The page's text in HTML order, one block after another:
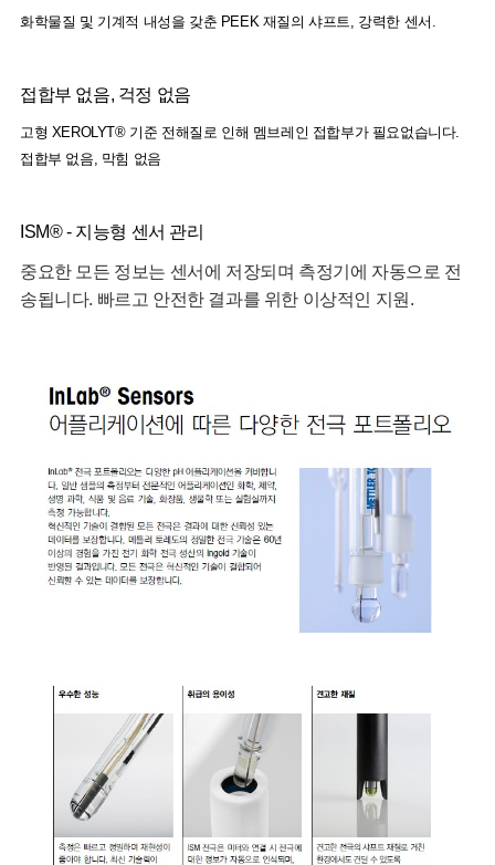
화학물질 및 기계적 내성을 갖춘 PEEK 재질의 샤프트, 강력한 센서.
접합부 없음, 걱정 없음
고형 XEROLYT® 기준 전해질로 인해 멤브레인 접합부가 필요없습니다.
접합부 없음, 막힘 없음
ISM® - 지능형 센서 관리
중요한 모든 정보는 센서에 저장되며 측정기에 자동으로 전
송됩니다. 빠르고 안전한 결과를 위한 이상적인 지원.